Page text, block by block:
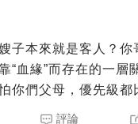
子本來就是客人？
“血緣”而存在的一
你們父母，優先級都
評論